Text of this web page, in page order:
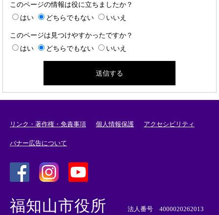
このページの情報は役に立ちましたか？
はい
どちらでもない いいえ
このページは見つけやすかったですか？
はい
どちらでもない いいえ
リンク・著作権・免責事項 個人情報保護 アクセシビリティ
バナー広告について
外
部
外
外
部
福知山市役所 法人番号 4000020262013